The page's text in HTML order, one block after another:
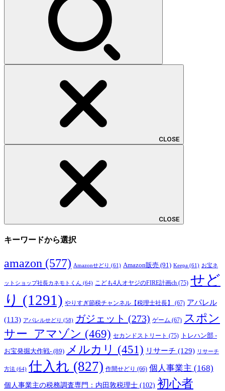
CLOSE
CLOSE
キーワードから選択
amazon (577) Amazonせどり (61) Amazon販売 (91) Keepa (61) お宝ネ
ットショップ社長カネモトくん (64) こども4人オヤジのFIRE計画ch (75) せど
り (1291) やりすぎ節税チャンネル【税理士社長】 (67) アパレル
(113) アパレルせどり (58) ガジェット (273) ゲーム (67) スポン
サー_アマゾン (469) セカンドストリート (75) トレハン部 -
お宝発掘大作戦- (89) メルカリ (451) リサーチ (129) リサーチ
方法 (64) 仕入れ (827) 作間せどり (66) 個人事業主 (168)
個人事業主の税務調査専門：内田敦税理士 (102) 初心者